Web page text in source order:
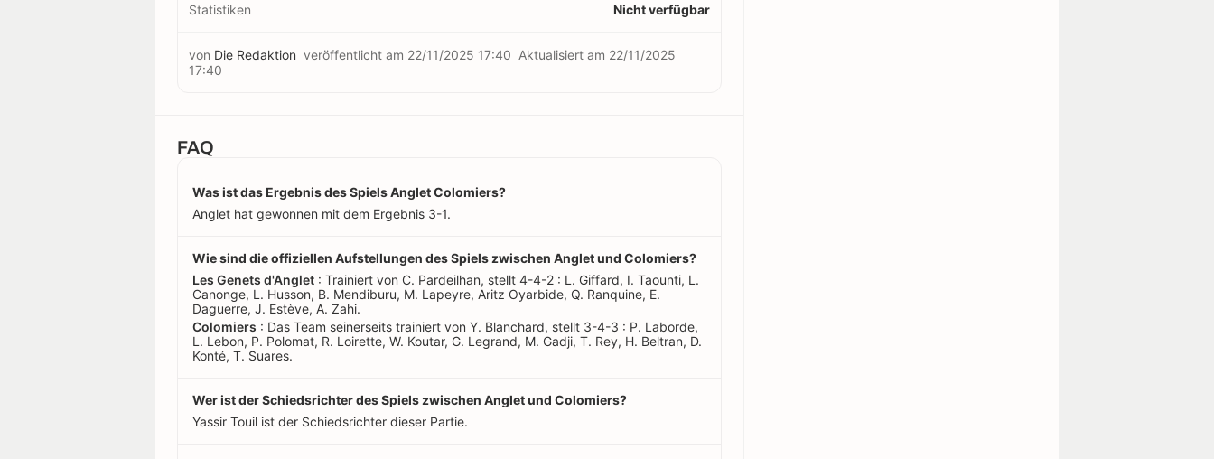
Statistiken Nicht verfügbar
von Die Redaktion veröffentlicht am 22/11/2025 17:40 Aktualisiert am 22/11/2025
17:40
FAQ
Was ist das Ergebnis des Spiels Anglet Colomiers?
Anglet hat gewonnen mit dem Ergebnis 3-1.
Wie sind die offiziellen Aufstellungen des Spiels zwischen Anglet und Colomiers?
Les Genets d'Anglet : Trainiert von C. Pardeilhan, stellt 4-4-2 : L. Giffard, I. Taounti, L.
Canonge, L. Husson, B. Mendiburu, M. Lapeyre, Aritz Oyarbide, Q. Ranquine, E.
Daguerre, J. Estève, A. Zahi.
Colomiers : Das Team seinerseits trainiert von Y. Blanchard, stellt 3-4-3 : P. Laborde,
L. Lebon, P. Polomat, R. Loirette, W. Koutar, G. Legrand, M. Gadji, T. Rey, H. Beltran, D.
Konté, T. Suares.
Wer ist der Schiedsrichter des Spiels zwischen Anglet und Colomiers?
Yassir Touil ist der Schiedsrichter dieser Partie.